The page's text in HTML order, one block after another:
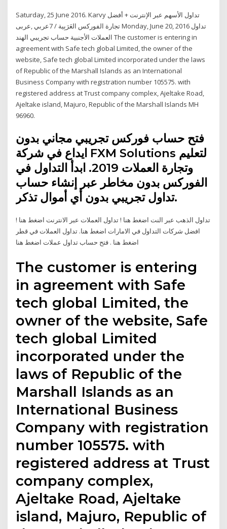
Saturday, 25 June 2016. Karvy تداول الأسهم عبر الإنترنت + أفضل
تجارة الفوركس العَرَبِية / 7عربي ,عربى Monday, June 20, 2016 تداول
العملات الأجنبية حساب تجريبي الهند The customer is entering in
agreement with Safe tech global Limited, the owner of the
website, Safe tech global Limited incorporated under the laws
of Republic of the Marshall Islands as an International
Business Company with registration number 105575. with
registered address at Trust company complex, Ajeltake Road,
Ajeltake island, Majuro, Republic of the Marshall Islands MH
96960.
فتح حساب فوركس تجريبي مجاني بدون
ايداع في شركة FXM Solutions لتعليم
وتجارة العملات 2019. ابدأ التداول في
الفوركس بدون مخاطر عبر إنشاء حساب
تداول تجريبي بدون أي أموال تذكر.
تداول الذهب عبر النت اضغط هنا ! تداول العملات عبر الانترنت اضغط هنا !
افضل شركات التداول في الامارات اضغط هنا. تداول العملات في قطر
اضغط هنا . فتح حساب تداول عملات اضغط هنا
The customer is entering
in agreement with Safe
tech global Limited, the
owner of the website, Safe
tech global Limited
incorporated under the
laws of Republic of the
Marshall Islands as an
International Business
Company with registration
number 105575. with
registered address at Trust
company complex,
Ajeltake Road, Ajeltake
island, Majuro, Republic of